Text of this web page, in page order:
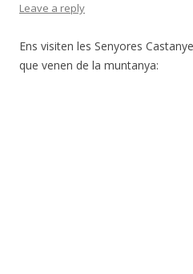
Leave a reply
Ens visiten les Senyores
que venen de la muntanya: